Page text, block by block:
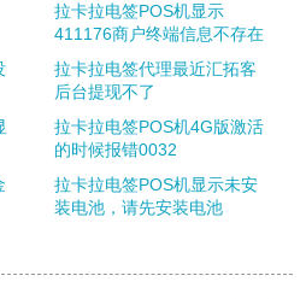
拉卡拉电签POS机显示
411176商户终端信息不存在
拉卡拉电签代理最近汇拓客
后台提现不了
拉卡拉电签POS机4G版激活
的时候报错0032
拉卡拉电签POS机显示未安
装电池，请先安装电池